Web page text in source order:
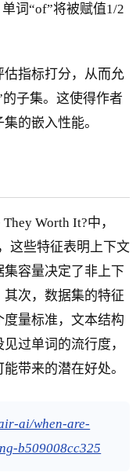
词“of”将被赋值1/2
指标打分，从而允
子集。这使得作者
的嵌入性能。
Worth It?中，
这些特征表明上下文
容量决定了非上下
次，数据集的特征
量标准，文本结构
过单词的流行度，
带来的潜在好处。
ai/when-are-
b509008cc325